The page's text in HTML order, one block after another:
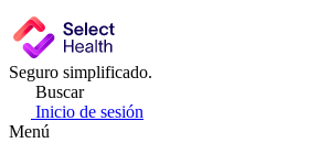
Seguro simplificado.
Buscar
Inicio de sesión
Menú